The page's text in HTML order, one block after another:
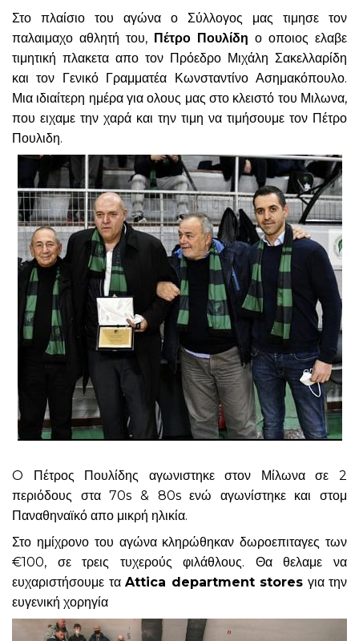
Στο πλαίσιο του αγώνα ο Σύλλογος μας τιμησε τον
παλαιμαχο αθλητή του, Πέτρο Πουλίδη ο οποιος ελαβε
τιμητική πλακετα απο τον Πρόεδρο Μιχάλη Σακελλαρίδη
και τον Γενικό Γραμματέα Κωνσταντίνο Ασημακόπουλο.
Μια ιδιαίτερη ημέρα για ολους μας στο κλειστό του Μιλωνα,
που ειχαμε την χαρά και την τιμη να τιμήσουμε τον Πέτρο
Πουλιδη.
O Πέτρος Πουλίδης αγωνιστηκε στον Μίλωνα σε 2
περιόδους στα 70s & 80s ενώ αγωνίστηκε και στομ
Παναθηναϊκό απο μικρή ηλικία.
Στο ημίχρονο του αγώνα κληρώθηκαν δωροεπιταγες των
€100, σε τρεις τυχερούς φιλάθλους. Θα θελαμε να
ευχαριστήσουμε τα Attica department stores για την
ευγενική χορηγία